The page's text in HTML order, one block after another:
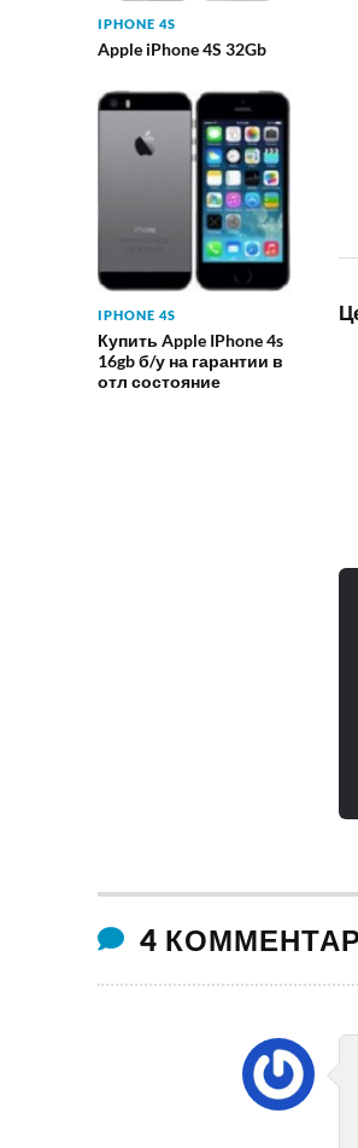
IPHONE 4S
Apple iPhone 4S 32Gb
IPHONE 4S
Купить Apple IPhone 4s
16gb б/у на гарантии в
отл состояние
4